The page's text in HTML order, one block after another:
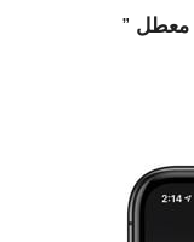
معطل ”